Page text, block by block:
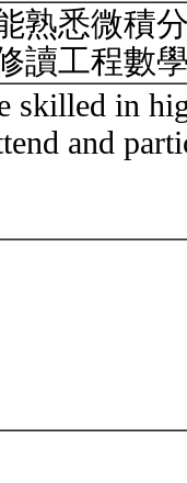
熟悉微積
讀工程數
skilled in
and